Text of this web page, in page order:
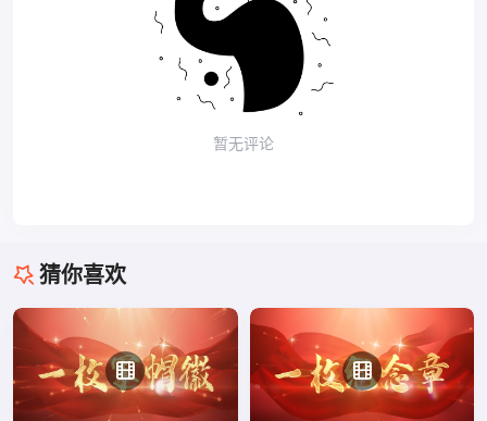
暂无评论
猜你喜欢